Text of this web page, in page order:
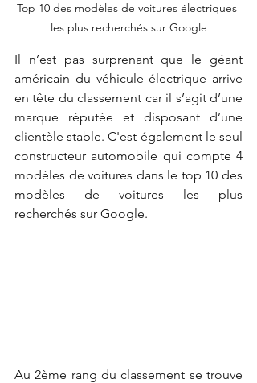
Top 10 des modèles de voitures électriques
les plus recherchés sur Google
Il n’est pas surprenant que le géant
américain du véhicule électrique arrive
en tête du classement car il s’agit d’une
marque réputée et disposant d’une
clientèle stable. C'est également le seul
constructeur automobile qui compte 4
modèles de voitures dans le top 10 des
modèles de voitures les plus
recherchés sur Google.
Au 2ème rang du classement se trouve